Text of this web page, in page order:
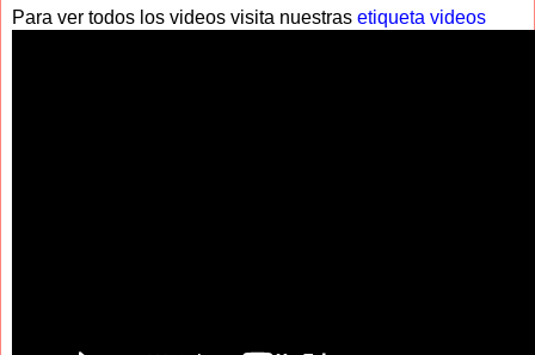
Para ver todos los videos visita nuestras etiqueta videos